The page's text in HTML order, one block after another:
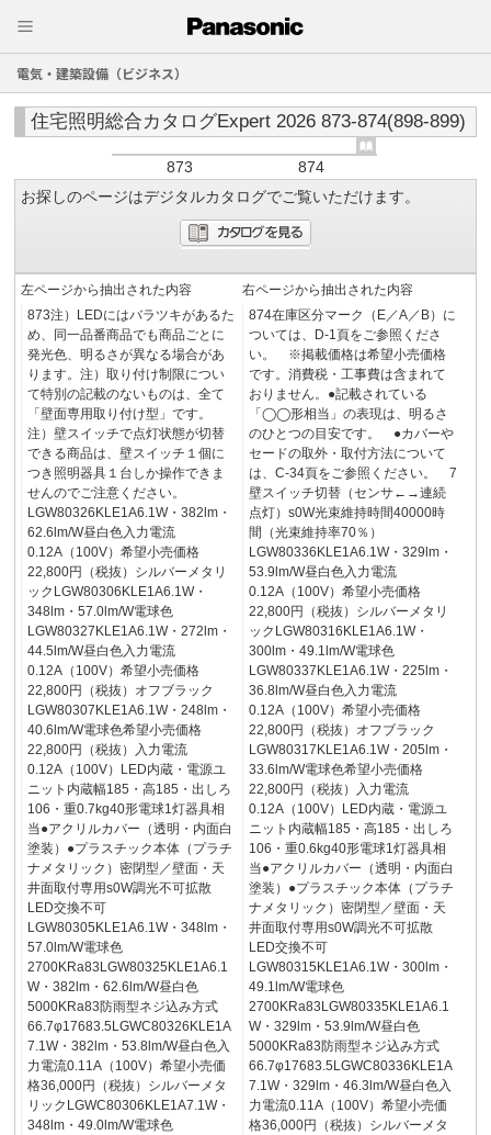
電気・建築設備（ビジネス）
住宅照明総合カタログExpert 2026 873-874(898-899)
873
874
お探しのページはデジタルカタログでご覧いただけます。
左ページから抽出された内容
873注）LEDにはバラツキがあるた
め、同一品番商品でも商品ごとに
発光色、明るさが異なる場合があ
ります。注）取り付け制限につい
て特別の記載のないものは、全て
「壁面専用取り付け型」です。
注）壁スイッチで点灯状態が切替
できる商品は、壁スイッチ１個に
つき照明器具１台しか操作できま
せんのでご注意ください。
LGW80326KLE1A6.1W・382lm・
62.6lm/W昼白色入力電流
0.12A（100V）希望小売価格
22,800円（税抜）シルバーメタリ
ックLGW80306KLE1A6.1W・
348lm・57.0lm/W電球色
LGW80327KLE1A6.1W・272lm・
44.5lm/W昼白色入力電流
0.12A（100V）希望小売価格
22,800円（税抜）オフブラック
LGW80307KLE1A6.1W・248lm・
40.6lm/W電球色希望小売価格
22,800円（税抜）入力電流
0.12A（100V）LED内蔵・電源ユ
ニット内蔵幅185・高185・出しろ
106・重0.7kg40形電球1灯器具相
当●アクリルカバー（透明・内面白
塗装）●プラスチック本体（プラチ
ナメタリック）密閉型／壁面・天
井面取付専用s0W調光不可拡散
LED交換不可
LGW80305KLE1A6.1W・348lm・
57.0lm/W電球色
2700KRa83LGW80325KLE1A6.1
W・382lm・62.6lm/W昼白色
5000KRa83防雨型ネジ込み方式
66.7φ17683.5LGWC80326KLE1A
7.1W・382lm・53.8lm/W昼白色入
力電流0.11A（100V）希望小売価
格36,000円（税抜）シルバーメタ
リックLGWC80306KLE1A7.1W・
348lm・49.0lm/W電球色
右ページから抽出された内容
874在庫区分マーク（E／A／B）に
ついては、D-1頁をご参照くださ
い。 ※掲載価格は希望小売価格
です。消費税・工事費は含まれて
おりません。●記載されている
「◯◯形相当」の表現は、明るさ
のひとつの目安です。 ●カバーや
セードの取外・取付方法について
は、C-34頁をご参照ください。 7
壁スイッチ切替（センサ←→連続
点灯）s0W光束維持時間40000時
間（光束維持率70％）
LGW80336KLE1A6.1W・329lm・
53.9lm/W昼白色入力電流
0.12A（100V）希望小売価格
22,800円（税抜）シルバーメタリ
ックLGW80316KLE1A6.1W・
300lm・49.1lm/W電球色
LGW80337KLE1A6.1W・225lm・
36.8lm/W昼白色入力電流
0.12A（100V）希望小売価格
22,800円（税抜）オフブラック
LGW80317KLE1A6.1W・205lm・
33.6lm/W電球色希望小売価格
22,800円（税抜）入力電流
0.12A（100V）LED内蔵・電源ユ
ニット内蔵幅185・高185・出しろ
106・重0.6kg40形電球1灯器具相
当●アクリルカバー（透明・内面白
塗装）●プラスチック本体（プラチ
ナメタリック）密閉型／壁面・天
井面取付専用s0W調光不可拡散
LED交換不可
LGW80315KLE1A6.1W・300lm・
49.1lm/W電球色
2700KRa83LGW80335KLE1A6.1
W・329lm・53.9lm/W昼白色
5000KRa83防雨型ネジ込み方式
66.7φ17683.5LGWC80336KLE1A
7.1W・329lm・46.3lm/W昼白色入
力電流0.11A（100V）希望小売価
格36,000円（税抜）シルバーメタ